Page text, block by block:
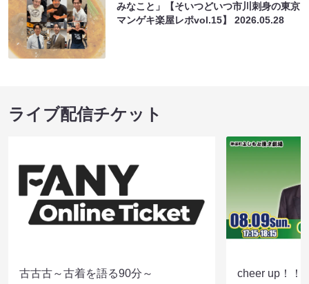
みなこと」【そいつどいつ市川刺身の東京
マンゲキ楽屋レポvol.15】2026.05.28
ライブ配信チケット
古古古～古着を語る90分～
cheer up！